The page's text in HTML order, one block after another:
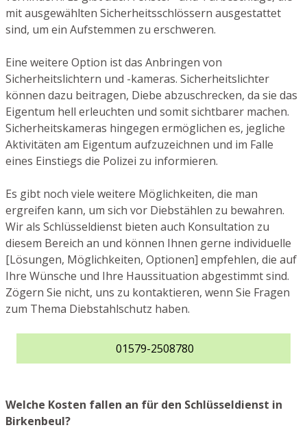
mit ausgewählten Sicherheitsschlössern ausgestattet
sind, um ein Aufstemmen zu erschweren.
Eine weitere Option ist das Anbringen von
Sicherheitslichtern und -kameras. Sicherheitslichter
können dazu beitragen, Diebe abzuschrecken, da sie das
Eigentum hell erleuchten und somit sichtbarer machen.
Sicherheitskameras hingegen ermöglichen es, jegliche
Aktivitäten am Eigentum aufzuzeichnen und im Falle
eines Einstiegs die Polizei zu informieren.
Es gibt noch viele weitere Möglichkeiten, die man
ergreifen kann, um sich vor Diebstählen zu bewahren.
Wir als Schlüsseldienst bieten auch Konsultation zu
diesem Bereich an und können Ihnen gerne individuelle
[Lösungen, Möglichkeiten, Optionen] empfehlen, die auf
Ihre Wünsche und Ihre Haussituation abgestimmt sind.
Zögern Sie nicht, uns zu kontaktieren, wenn Sie Fragen
zum Thema Diebstahlschutz haben.
01579-2508780
Welche Kosten fallen an für den Schlüsseldienst in
Birkenbeul?